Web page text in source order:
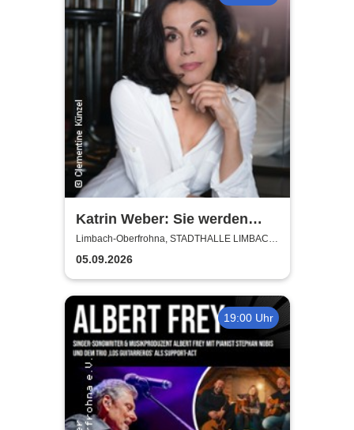
Katrin Weber: Sie werden
Lachen - Kabarettistische
Lesung
Limbach-Oberfrohna, STADTHALLE LIMBACH-
OBERFROHNA
05.09.2026
19:00 Uhr